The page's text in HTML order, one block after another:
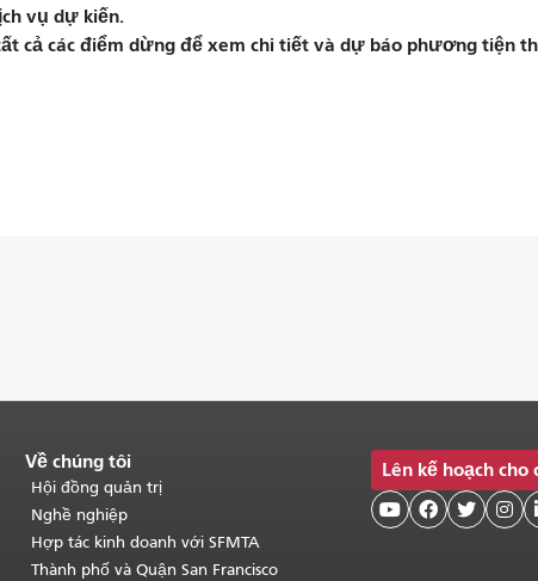
vụ dự kiến.
cả các điểm dừng để xem chi tiết và dự báo phương tiện
Về chúng tôi
Hội đồng quản trị
Nghề nghiệp
Hợp tác kinh doanh với SFMTA
Thành phố và Quận San Francisco
Lên kế hoạch
   